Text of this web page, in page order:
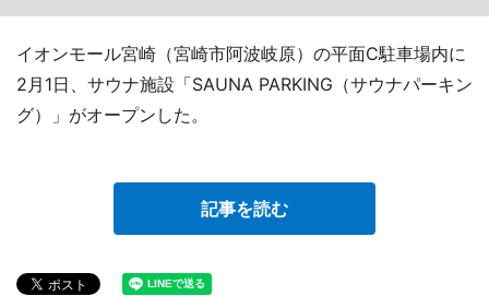
イオンモール宮崎（宮崎市阿波岐原）の平面C駐車場内に
2月1日、サウナ施設「SAUNA PARKING（サウナパーキン
グ）」がオープンした。
記事を読む